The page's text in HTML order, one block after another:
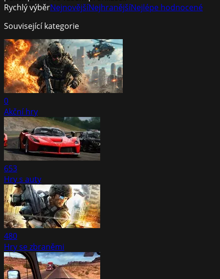
Rychlý výběrNejnovějšíNejhranějšíNejlépe hodnocené
Související kategorie
0
Akční hry
653
Hry s auty
480
Hry se zbraněmi